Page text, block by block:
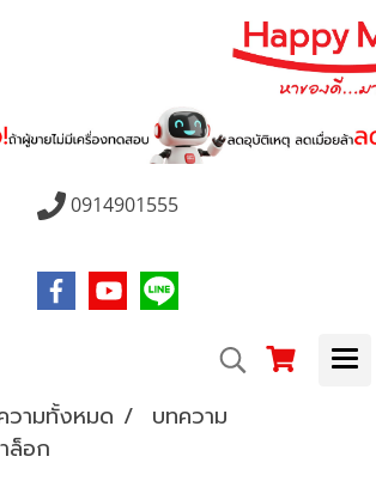
0914901555
วามทั้งหมด
บทความ
ล็อก